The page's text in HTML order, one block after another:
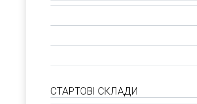
СТАРТОВІ СКЛАДИ